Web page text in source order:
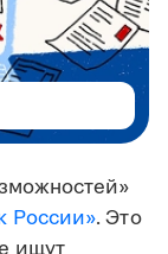
России». Это